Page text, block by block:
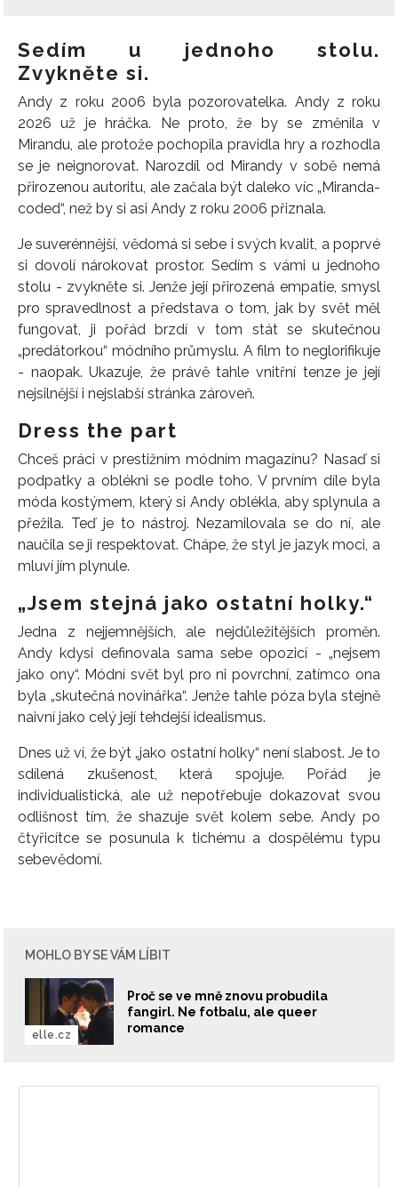
Sedím u jednoho stolu.
Zvykněte si.
Andy z roku 2006 byla pozorovatelka. Andy z roku
2026 už je hráčka. Ne proto, že by se změnila v
Mirandu, ale protože pochopila pravidla hry a rozhodla
se je neignorovat. Narozdíl od Mirandy v sobě nemá
přirozenou autoritu, ale začala být daleko víc „Miranda-
coded“, než by si asi Andy z roku 2006 přiznala.
Je suverénnější, vědomá si sebe i svých kvalit, a poprvé
si dovolí nárokovat prostor. Sedím s vámi u jednoho
stolu - zvykněte si. Jenže její přirozená empatie, smysl
pro spravedlnost a představa o tom, jak by svět měl
fungovat, ji pořád brzdí v tom stát se skutečnou
„predátorkou“ módního průmyslu. A film to neglorifikuje
- naopak. Ukazuje, že právě tahle vnitřní tenze je její
nejsilnější i nejslabší stránka zároveň.
Dress the part
Chceš práci v prestižním módním magazínu? Nasaď si
podpatky a oblékni se podle toho. V prvním díle byla
móda kostýmem, který si Andy oblékla, aby splynula a
přežila. Teď je to nástroj. Nezamilovala se do ní, ale
naučila se ji respektovat. Chápe, že styl je jazyk moci, a
mluví jím plynule.
„Jsem stejná jako ostatní holky.“
Jedna z nejjemnějších, ale nejdůležitějších proměn.
Andy kdysi definovala sama sebe opozicí - „nejsem
jako ony“. Módní svět byl pro ni povrchní, zatímco ona
byla „skutečná novinářka“. Jenže tahle póza byla stejně
naivní jako celý její tehdejší idealismus.
Dnes už ví, že být „jako ostatní holky“ není slabost. Je to
sdílená zkušenost, která spojuje. Pořád je
individualistická, ale už nepotřebuje dokazovat svou
odlišnost tím, že shazuje svět kolem sebe. Andy po
čtyřicítce se posunula k tichému a dospělému typu
sebevědomí.
MOHLO BY SE VÁM LÍBIT
Proč se ve mně znovu probudila
fangirl. Ne fotbalu, ale queer
romance
elle.cz